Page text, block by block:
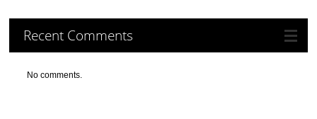
Recent Comments
No comments.